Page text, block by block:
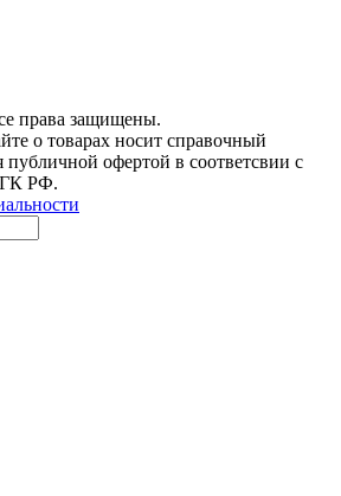
права защищены.
о товарах носит справочный
публичной офертой в соответсвии с
ГК РФ.